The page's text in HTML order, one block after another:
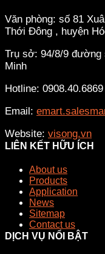
Văn phòng: số 81
Thới Đông , huyện
Trụ sở: 94/8/9 đường
Minh
Hotline:
Email:
Website: visong.vn
LIÊN KẾT HỮU ÍCH
About us
Products
Application
News
Sitemap
Contact us
DỊCH VỤ NỔI BẬT